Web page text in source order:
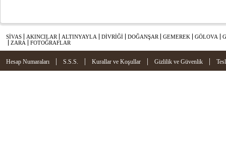
SİVAS AKINCILAR ALTINYAYLA DİVRİĞİ DOĞANŞAR GEMEREK GÖLOVA
ZARA
FOTOĞRAFLAR
Hesap Numaraları | S.S.S. | Kurallar ve Koşullar | Gizlilik ve Güvenlik |